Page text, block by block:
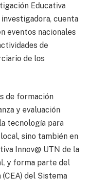
Educativa
cuenta
eventos nacionales
de
de los
de formación
y evaluación
tecnología para
sino también en
Innov@ UTN de la
y forma parte del
del Sistema